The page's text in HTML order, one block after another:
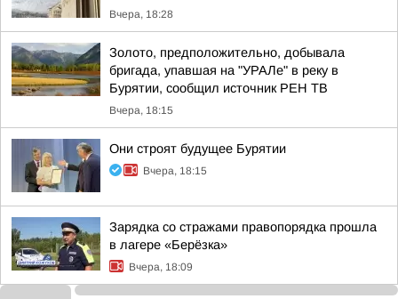
Вчера, 18:28
Золото, предположительно, добывала
бригада, упавшая на "УРАЛе" в реку в
Бурятии, сообщил источник РЕН ТВ
Вчера, 18:15
Они строят будущее Бурятии
Вчера, 18:15
Зарядка со стражами правопорядка прошла
в лагере «Берёзка»
Вчера, 18:09